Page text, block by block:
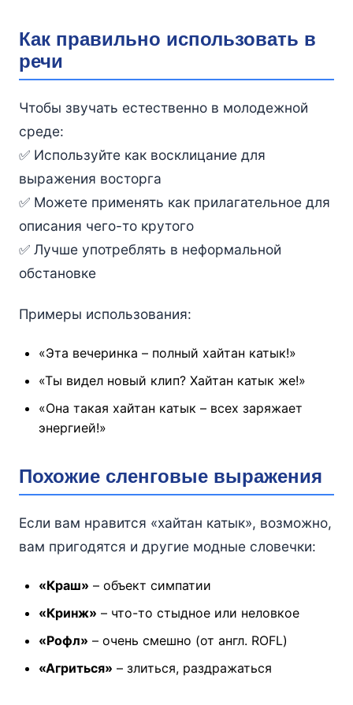
Как правильно использовать в
речи
Чтобы звучать естественно в молодежной
среде:
✅ Используйте как восклицание для
выражения восторга
✅ Можете применять как прилагательное для
описания чего-то крутого
✅ Лучше употреблять в неформальной
обстановке
Примеры использования:
«Эта вечеринка – полный хайтан катык!»
«Ты видел новый клип? Хайтан катык же!»
«Она такая хайтан катык – всех заряжает
энергией!»
Похожие сленговые выражения
Если вам нравится «хайтан катык», возможно,
вам пригодятся и другие модные словечки:
«Краш» – объект симпатии
«Кринж» – что-то стыдное или неловкое
«Рофл» – очень смешно (от англ. ROFL)
«Агриться» – злиться, раздражаться